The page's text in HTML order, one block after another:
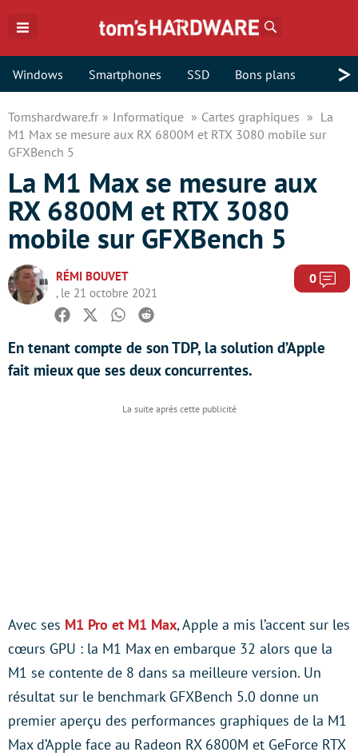
Windows Smartphones SSD Bons plans >
Tomshardware.fr Informatique Cartes graphiques
La
M1 Max se mesure aux RX 6800M et RTX 3080 mobile sur
GFXBench 5
La M1 Max se mesure aux
RX 6800M et RTX 3080
mobile sur GFXBench 5
RÉMI BOUVET
, le 21 octobre 2021
0
Facebook
TwitterWhatsapp
Reddit
En tenant compte de son TDP, la solution d’Apple
fait mieux que ses deux concurrentes.
Avec ses M1 Pro et M1 Max, Apple a mis l’accent sur les
cœurs GPU : la M1 Max en embarque 32 alors que la
M1 se contente de 8 dans sa meilleure version. Un
résultat sur le benchmark GFXBench 5.0 donne un
premier aperçu des performances graphiques de la M1
Max d’Apple face au Radeon RX 6800M et GeForce RTX